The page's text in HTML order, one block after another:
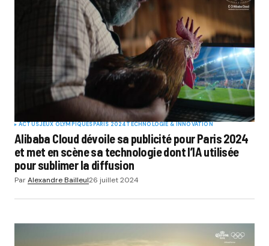
ACTUSJEUX OLYMPIQUESPARIS 2024TECHNOLOGIE & INNOVATION
Alibaba Cloud dévoile sa publicité pour Paris 2024
et met en scène sa technologie dont l’IA utilisée
pour sublimer la diffusion
ParAlexandre Bailleul26 juillet 2024